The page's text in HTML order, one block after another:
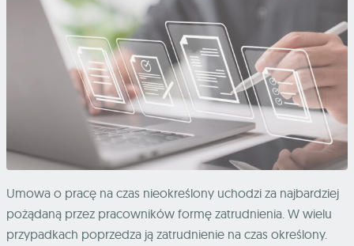
Umowa o pracę na czas nieokreślony uchodzi za najbardziej
pożądaną przez pracowników formę zatrudnienia. W wielu
przypadkach poprzedza ją zatrudnienie na czas określony.